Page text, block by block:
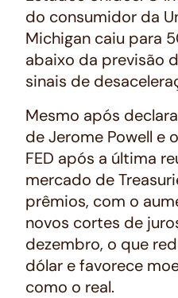
do consumidor da
Michigan caiu para
abaixo da previsão
sinais de
Mesmo após
de Jerome Powell e
FED após a última
mercado de
prêmios, com o
novos cortes de
dezembro, o que
dólar e favorece
como o real.